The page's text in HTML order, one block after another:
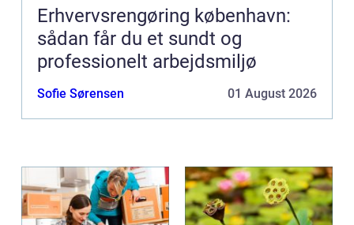
Erhvervsrengøring københavn:
sådan får du et sundt og
professionelt arbejdsmiljø
Sofie Sørensen 01 August 2026